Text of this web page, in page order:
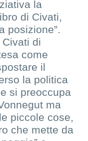
la
di Civati,
posizione”.
di
come
il
la politica
si preoccupa
ma
piccole cose,
che mette da